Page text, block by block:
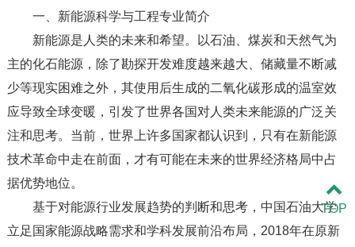
一、新能源科学与工程专业简介
新能源是人类的未来和希望。以石油、煤炭和天然气为
主的化石能源，除了勘探开发难度越来越大、储藏量不断减
少等现实困难之外，其使用后生成的二氧化碳形成的温室效
应导致全球变暖，引发了世界各国对人类未来能源的广泛关
注和思考。当前，世界上许多国家都认识到，只有在新能源
技术革命中走在前面，才有可能在未来的世界经济格局中占
据优势地位。
基于对能源行业发展趋势的判断和思考，中国石油大学
立足国家能源战略需求和学科发展前沿布局，2018年在原新
TOP